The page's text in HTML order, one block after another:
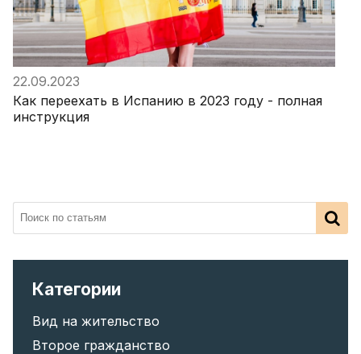
22.09.2023
Как переехать в Испанию в 2023 году - полная
инструкция
Категории
Вид на жительство
Второе гражданство